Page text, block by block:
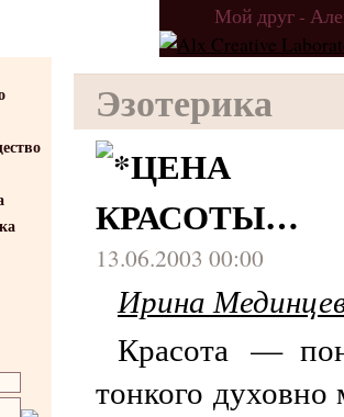
Мой друг -
Эзотерика
ЦЕНА
КРАСОТЫ…
13.06.2003 00:00
Ирина
Красота —
тонкого духовно